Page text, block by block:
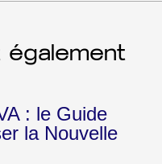
également
: le Guide
la Nouvelle